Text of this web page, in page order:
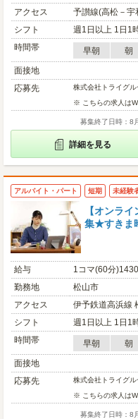
アクセス
予讃線(高松－宇
シフト
週1日以上 1日1
時間帯
早朝 朝
面接地
応募先
株式会社トライグ
※ こちらの求人は
募集終了日時：8
詳細を見る
アルバイト・パート 短期 未経験
【オンラ
集★すきま
給与
1コマ(60分
勤務地
松山市
アクセス
伊予鉄道高浜線
シフト
週1日以上 1日1
時間帯
早朝 朝
面接地
応募先
株式会社トライグ
※ こちらの求人は
募集終了日時：8